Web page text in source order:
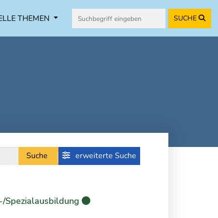
THEMEN SUCHE
Suche erweiterte Suche
Spezialausbildung